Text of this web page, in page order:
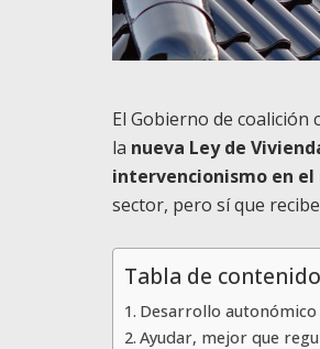
El Gobierno de coalición
la nueva Ley de
intervencionismo en
sector, pero sí que
Tabla de
Desarrollo autonómico
Ayudar, mejor que